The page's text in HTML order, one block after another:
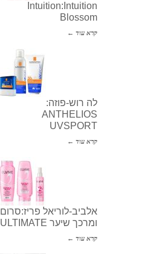
Intuition:Intuition
Blossom
קרא עוד ←
לה רוש-פוזה:
ANTHELIOS
UVSPORT
קרא עוד ←
אלביב-לוריאל פריז:סרום
ומרכך שיער ULTIMATE
קרא עוד ←